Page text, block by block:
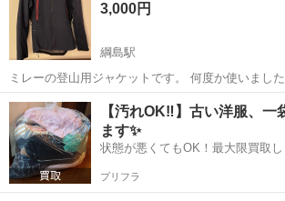
ち込めます！ ※詳細はこ...
3,000円
綱島駅
ミレーの登山用ジャケットです。 何度か使いました
スレ傷なくまだまだ使えると思います。
神奈川 横浜市 綱島駅 スポーツウェア
【汚れOK‼️】古い洋服、一
ます✨
状態が悪くてもOK！最大限買取し
プリフラ